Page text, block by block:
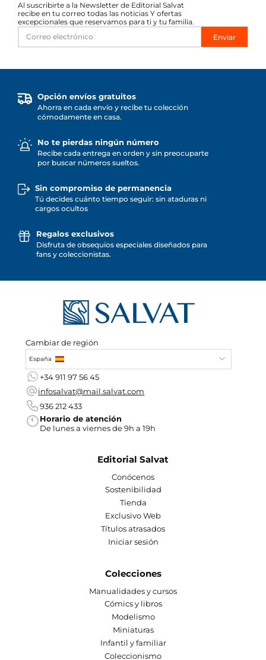
Al suscribirte a la Newsletter de Editorial Salvat
recibe en tu correo todas las noticias Y ofertas
excepcionales que reservamos para ti y tu familia.
Enviar
Opción envíos gratuitos
Ahorra en cada envío y recibe tu colección
cómodamente en casa.
No te pierdas ningún número
Recibe cada entrega en orden y sin preocuparte
por buscar números sueltos.
Sin compromiso de permanencia
Tú decides cuánto tiempo seguir: sin ataduras ni
cargos ocultos
Regalos exclusivos
Disfruta de obsequios especiales diseñados para
fans y coleccionistas.
Cambiar de región
España
+34 911 97 56 45
infosalvat@mail.salvat.com
936 212 433
Horario de atención
De lunes a viernes de 9h a 19h
Editorial Salvat
Conócenos
Sostenibilidad
Tienda
Exclusivo Web
Títulos atrasados
Iniciar sesión
Colecciones
Manualidades y cursos
Cómics y libros
Modelismo
Miniaturas
Infantil y familiar
Coleccionismo